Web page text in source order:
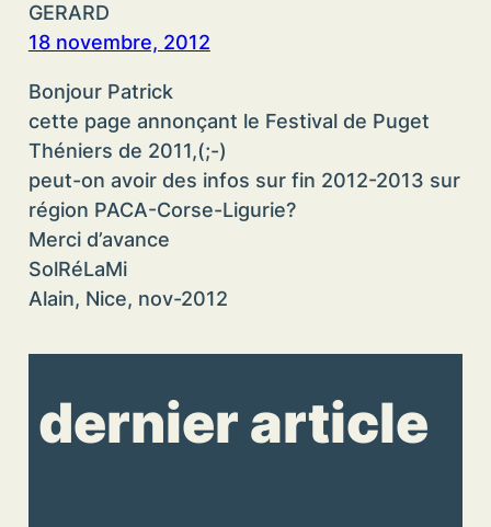
GERARD
18 novembre, 2012
Bonjour Patrick
cette page annonçant le Festival de Puget
Théniers de 2011,(;-)
peut-on avoir des infos sur fin 2012-2013 sur
région PACA-Corse-Ligurie?
Merci d’avance
SolRéLaMi
Alain, Nice, nov-2012
dernier article